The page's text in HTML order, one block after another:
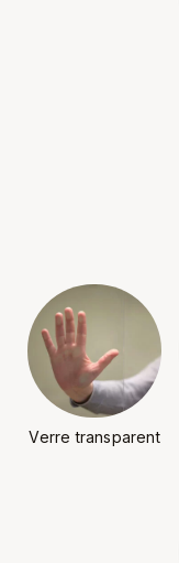
Verre transparent